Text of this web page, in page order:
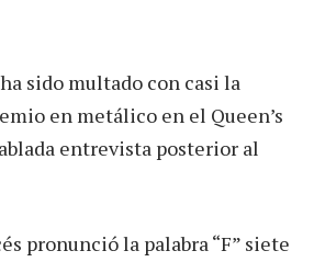
sido multado con casi la
en metálico en el Queen’s
entrevista posterior al
pronunció la palabra “F” siete